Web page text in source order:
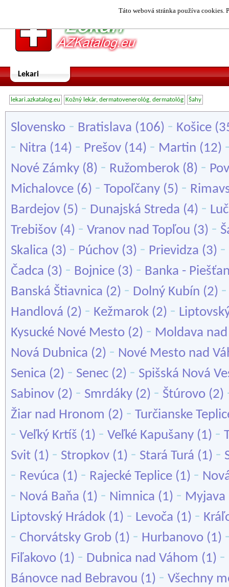
Táto webová stránka používa cookies.
Lekari
lekari.azkatalog.eu Kožný lekár, dermatovenerológ, dermatológ Šahy
Slovensko - Bratislava (106) - Košice
- Nitra (14) - Prešov (14) - Martin (12)
Nové Zámky (8) - Ružomberok (8) -
Michalovce (6) - Topoľčany (5) -
Bardejov (5) - Dunajská Streda (4) -
Trebišov (4) - Vranov nad Topľou (3) -
Skalica (3) - Púchov (3) - Prievidza (3) -
Čadca (3) - Bojnice (3) - Banka -
Banská Štiavnica (2) - Dolný Kubín (2)
Handlová (2) - Kežmarok (2) -
Kysucké Nové Mesto (2) - Moldava
Nová Dubnica (2) - Nové Mesto nad
Senica (2) - Senec (2) - Spišská Nová
Sabinov (2) - Smrdáky (2) - Štúrovo (2)
Žiar nad Hronom (2) - Turčianske
- Veľký Krtíš (1) - Veľké Kapušany (1) -
Svit (1) - Stropkov (1) - Stará Turá (1) -
- Revúca (1) - Rajecké Teplice (1) -
- Nová Baňa (1) - Nimnica (1) - Myjava
Liptovský Hrádok (1) - Levoča (1) -
- Chorvátsky Grob (1) - Hurbanovo (1)
Fiľakovo (1) - Dubnica nad Váhom (1) -
Bánovce nad Bebravou (1) - Všechny